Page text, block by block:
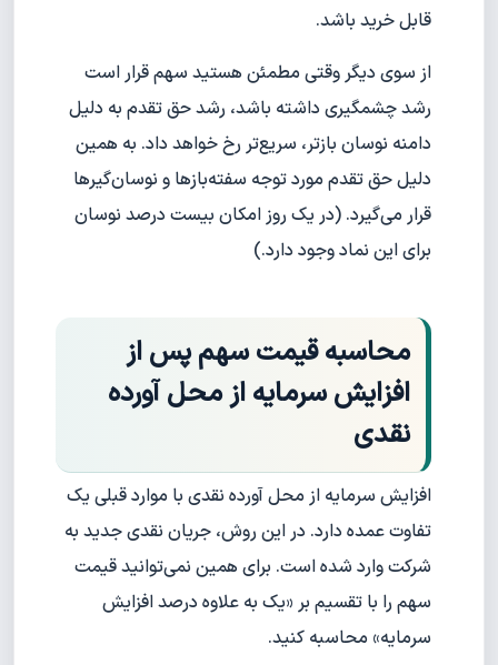
قابل خرید باشد.
از سوی دیگر وقتی مطمئن هستید سهم قرار است
رشد چشمگیری داشته باشد، رشد حق تقدم به دلیل
دامنه نوسان بازتر، سریع‌تر رخ خواهد داد. به همین
دلیل حق تقدم مورد توجه سفته‌بازها و نوسان‌گیرها
قرار می‌گیرد. (در یک روز امکان بیست درصد نوسان
برای این نماد وجود دارد.)
محاسبه قیمت سهم پس از
افزایش سرمایه از محل آورده
نقدی
افزایش سرمایه از محل آورده نقدی با موارد قبلی یک
تفاوت عمده دارد. در این روش، جریان نقدی جدید به
شرکت وارد شده است. برای همین نمی‌توانید قیمت
سهم را با تقسیم بر «یک به علاوه درصد افزایش
سرمایه» محاسبه کنید.